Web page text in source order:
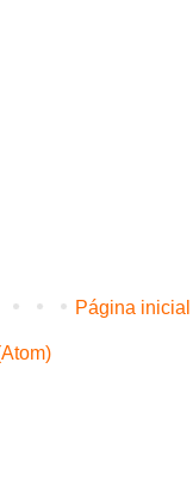
Página inicial